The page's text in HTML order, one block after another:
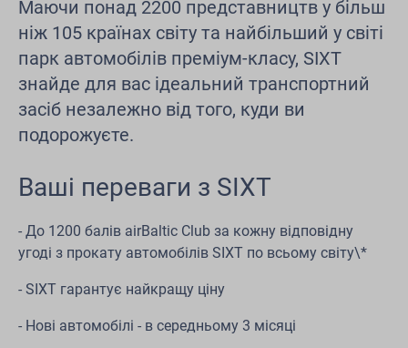
Маючи понад 2200 представництв у більш
ніж 105 країнах світу та найбільший у світі
парк автомобілів преміум-класу, SIXT
знайде для вас ідеальний транспортний
засіб незалежно від того, куди ви
подорожуєте.
Ваші переваги з SIXT
- До 1200 балів airBaltic Club за кожну відповідну
угоді з прокату автомобілів SIXT по всьому світу\*
- SIXT гарантує найкращу ціну
- Нові автомобілі - в середньому 3 місяці